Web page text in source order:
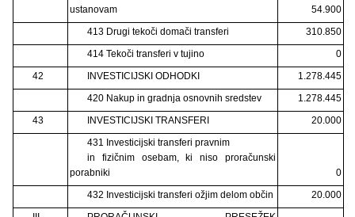
ustanovam
54.900
413 Drugi tekoči domači transferi
310.850
414 Tekoči transferi v tujino
0
42
INVESTICIJSKI ODHODKI
1.278.445
420 Nakup in gradnja osnovnih sredstev
1.278.445
43
INVESTICIJSKI TRANSFERI
20.000
431 Investicijski transferi pravnim
in fizičnim osebam, ki niso proračunski
porabniki
0
432 Investicijski transferi ožjim delom občin
20.000